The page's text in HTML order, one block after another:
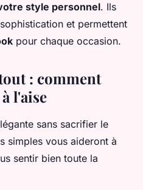
style personnel. Ils
et permettent
pour chaque occasion.
: comment
l'aise
sans sacrifier le
simples vous aideront à
sentir bien toute la